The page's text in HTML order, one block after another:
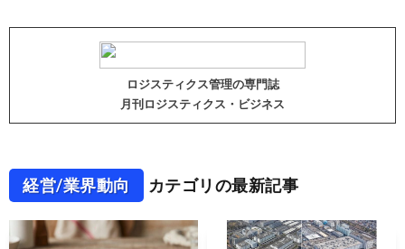
ロジスティクス管理の専門誌
月刊ロジスティクス・ビジネス
経営/業界動向 カテゴリの最新記事